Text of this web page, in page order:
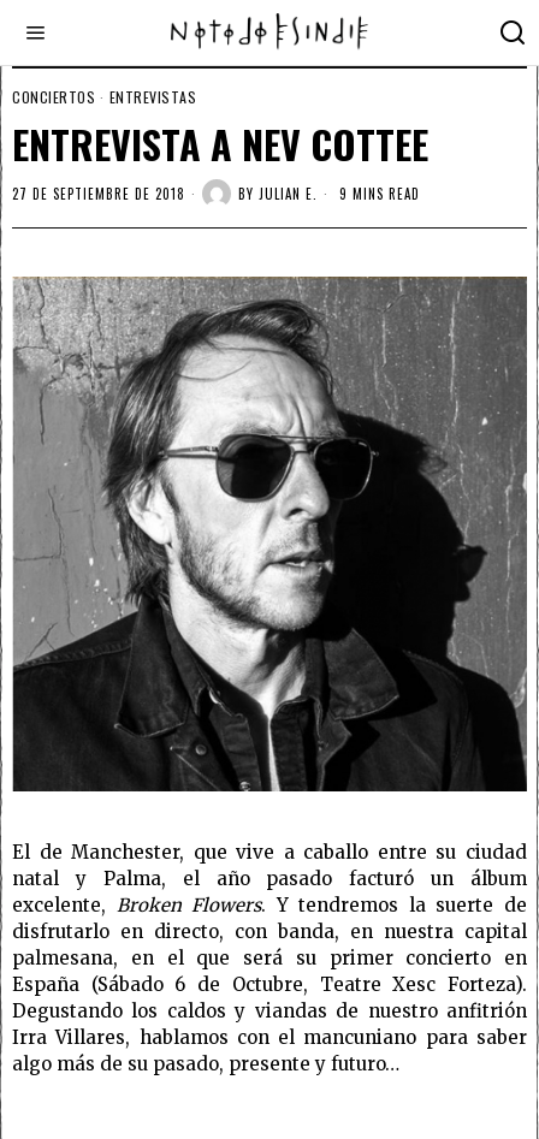
CONCIERTOS · ENTREVISTAS
ENTREVISTA A NEV COTTEE
27 DE SEPTIEMBRE DE 2018 BY JULIAN E. 9 MINS READ
El de Manchester, que vive a caballo entre su ciudad
natal y Palma, el año pasado facturó un álbum
excelente, Broken Flowers. Y tendremos la suerte de
disfrutarlo en directo, con banda, en nuestra capital
palmesana, en el que será su primer concierto en
España (Sábado 6 de Octubre, Teatre Xesc Forteza).
Degustando los caldos y viandas de nuestro anfitrión
Irra Villares, hablamos con el mancuniano para saber
algo más de su pasado, presente y futuro…